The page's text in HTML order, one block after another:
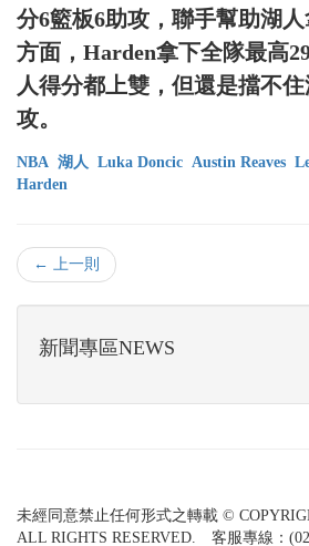
分6籃板6助攻，聯手幫助湖
方面，Harden拿下全隊最高
人得分都上雙，但還是擋不
攻。
NBA 湖人 Luka Doncic Austin Reaves
Harden
← 上一則
新聞專區NEWS
未經同意禁止任何形式之轉載 ©
ALL RIGHTS RESERVED. 客服專線：